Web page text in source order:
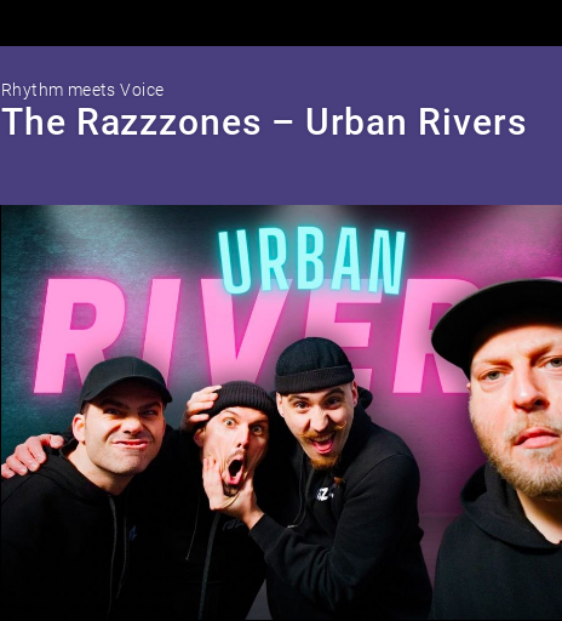
Rhythm meets Voice
The Razzzones – Urban Rivers